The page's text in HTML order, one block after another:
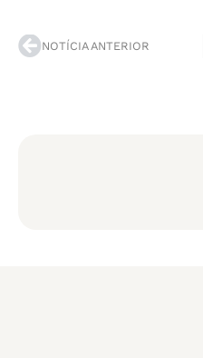
NOTÍCIA ANTERIOR